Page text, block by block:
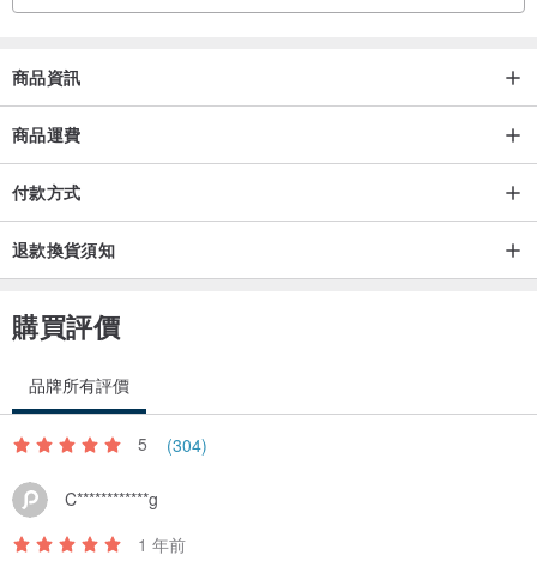
商品資訊
商品運費
付款方式
退款換貨須知
購買評價
品牌所有評價
5 (304)
C************g
1 年前